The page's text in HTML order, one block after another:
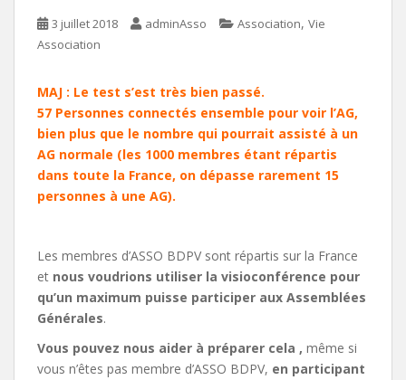
3 juillet 2018 adminAsso Association, Vie
Association
MAJ : Le test s’est très bien passé.
57 Personnes connectés ensemble pour voir l’AG,
bien plus que le nombre qui pourrait assisté à un
AG normale (les 1000 membres étant répartis
dans toute la France, on dépasse rarement 15
personnes à une AG).
Les membres d’ASSO BDPV sont répartis sur la France
et nous voudrions utiliser la visioconférence pour
qu’un maximum puisse participer aux Assemblées
Générales.
Vous pouvez nous aider à préparer cela , même si
vous n’êtes pas membre d’ASSO BDPV, en participant